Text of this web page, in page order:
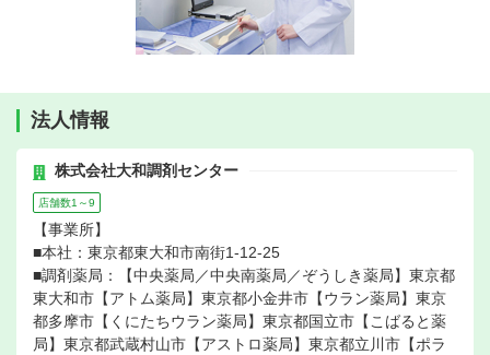
法人情報
株式会社大和調剤センター
店舗数1～9
【事業所】
■本社：東京都東大和市南街1-12-25
■調剤薬局：【中央薬局／中央南薬局／ぞうしき薬局】東京都
東大和市【アトム薬局】東京都小金井市【ウラン薬局】東京
都多摩市【くにたちウラン薬局】東京都国立市【こばると薬
局】東京都武蔵村山市【アストロ薬局】東京都立川市【ポラ